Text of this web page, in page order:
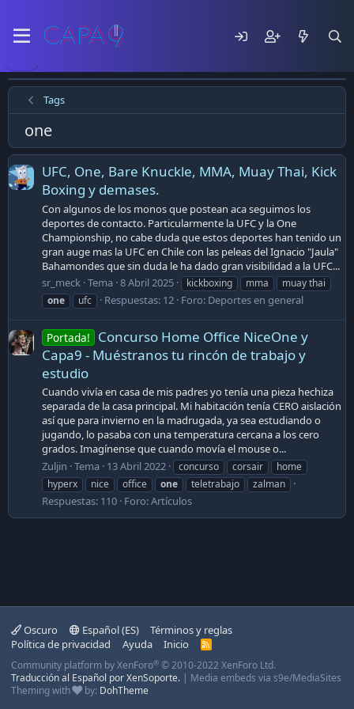
Tags
one
UFC, One, Bare Knuckle, MMA, Muay Thai, Kick
Boxing y demases.
Con algunos de los monos que postean aca seguimos los
deportes de contacto. Particularmente la UFC y la One
Championship, no cabe duda que estos deportes han tenido un
gran auge mas la UFC en Chile con las peleas del Ignacio "Jaula"
Bahamondes que sin duda le ha dado gran visibilidad a la UFC...
sr_meck Tema 8 Abril 2025 kickboxing mma
muay thai
one
ufc Respuestas: 12 Foro: Deportes en general
Portada!
Concurso Home Office NiceOne y
Capa9 - Muéstranos tu rincón de trabajo y
estudio
Cuando vivía en casa de mis padres yo tenía una pieza hechiza
separada de la casa principal. Mi habitación tenía CERO aislación
así que para invierno en la madrugada, ya sea estudiando o
jugando, lo pasaba con una temperatura cercana a los cero
grados. Imagínense que cuando movía el mouse o...
Zuljin Tema 13 Abril 2022 concurso corsair
home
hyperx
nice office one teletrabajo zalman
Respuestas: 110 Foro:Artículos
Oscuro Español (ES)
Términos y reglas
Política de privacidad
Ayuda Inicio
R
S
Community platform by XenForo® © 2010-2022 XenForo Ltd.
Traducción al Español por XenSoporte. | Media embeds via s9e/MediaSites
Theming with
by: DohTheme